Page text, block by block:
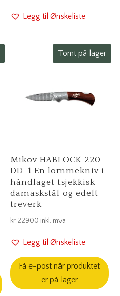
Legg til Ønskeliste
Tomt på lager
Mikov HABLOCK 220-
DD-1 En lommekniv i
håndlaget tsjekkisk
damaskstål og edelt
treverk
kr 22900 inkl. mva
Legg til Ønskeliste
Få e-post når produktet
er på lager